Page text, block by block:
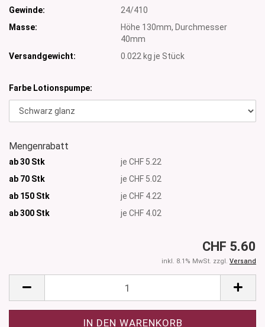
Gewinde:
24/410
Masse:
Höhe 130mm, Durchmesser
40mm
Versandgewicht:
0.022 kg je Stück
Farbe Lotionspumpe:
Mengenrabatt
ab 30 Stk
je CHF 5.22
ab 70 Stk
je CHF 5.02
ab 150 Stk
je CHF 4.22
ab 300 Stk je CHF 4.02
CHF 5.60
inkl. 8.1% MwSt. zzgl. Versand